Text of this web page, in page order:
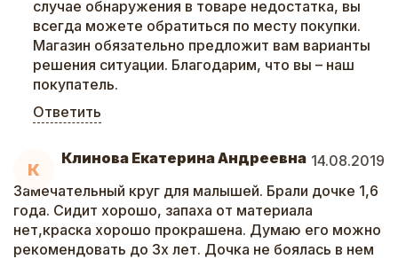
случае обнаружения в товаре недостатка, вы
всегда можете обратиться по месту покупки.
Магазин обязательно предложит вам варианты
решения ситуации. Благодарим, что вы – наш
покупатель.
Ответить
К
Клинова Екатерина Андреевна 14.08.2019
Замечательный круг для малышей. Брали дочке 1,6
года. Сидит хорошо, запаха от материала
нет,краска хорошо прокрашена. Думаю его можно
рекомендовать до 3х лет. Дочка не боялась в нем